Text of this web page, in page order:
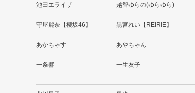
池田エライザ 越智ゆらの(ゆらゆら)
守屋麗奈【櫻坂46】 黒宮れい【REIRIE】
あかちゃす あやちゃん
一条響 一生友子